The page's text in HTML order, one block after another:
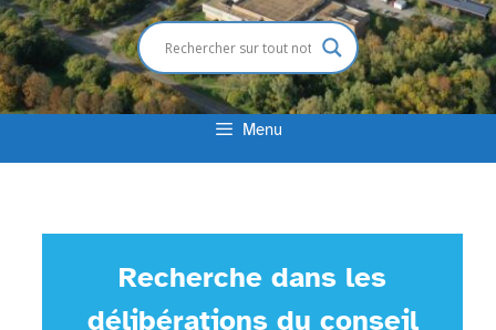
Menu
Recherche dans les
délibérations du conseil